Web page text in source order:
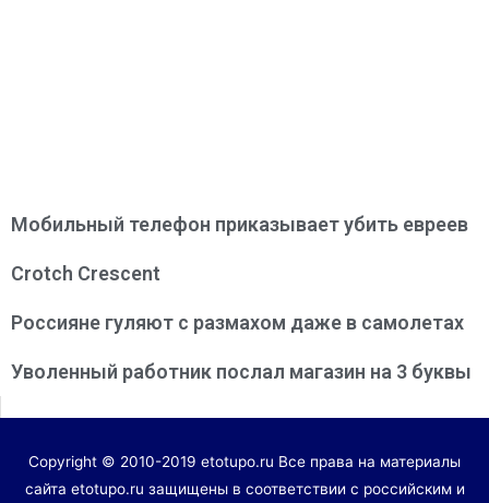
Мобильный телефон приказывает убить евреев
Crotch Crescent
Россияне гуляют с размахом даже в самолетах
Уволенный работник послал магазин на 3 буквы
Copyright © 2010-2019 etotupo.ru Все права на материалы
сайта etotupo.ru защищены в соответствии с российским и